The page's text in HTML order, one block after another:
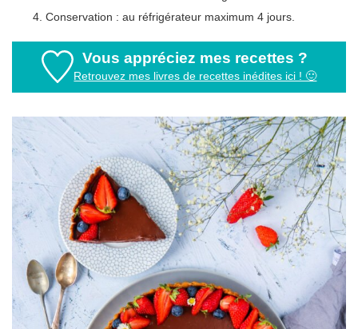
Conservation : au réfrigérateur maximum 4 jours.
Vous appréciez mes recettes ?
Retrouvez mes livres de recettes inédites ici ! 🙂